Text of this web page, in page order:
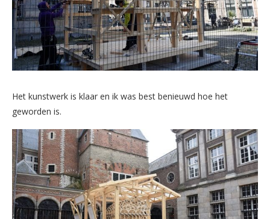
Het kunstwerk is klaar en ik was best benieuwd hoe het
geworden is.